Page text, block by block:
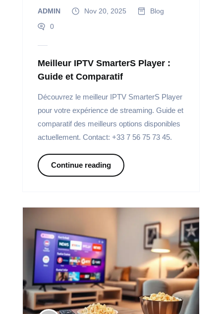
ADMIN Nov 20, 2025
Blog
0
Meilleur IPTV SmarterS Player :
Guide et Comparatif
Découvrez le meilleur IPTV SmarterS Player
pour votre expérience de streaming. Guide et
comparatif des meilleurs options disponibles
actuellement. Contact: +33 7 56 75 73 45.
Continue reading